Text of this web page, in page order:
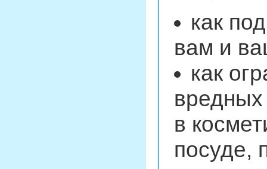
как
вам и
как
вредных
в
посуде,